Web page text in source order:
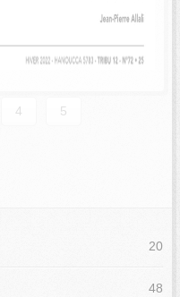
4 5
20
48